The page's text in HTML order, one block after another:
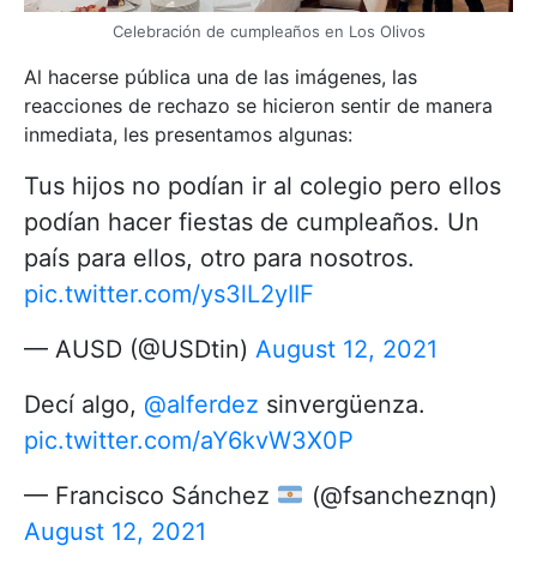
Celebración de cumpleaños en Los Olivos
Al hacerse pública una de las imágenes, las
reacciones de rechazo se hicieron sentir de manera
inmediata, les presentamos algunas:
Tus hijos no podían ir al colegio pero ellos
podían hacer fiestas de cumpleaños. Un
país para ellos, otro para nosotros.
pic.twitter.com/ys3lL2yIIF
— AUSD (@USDtin) August 12, 2021
Decí algo, @alferdez sinvergüenza.
pic.twitter.com/aY6kvW3X0P
— Francisco Sánchez
(@fsancheznqn)
August 12, 2021